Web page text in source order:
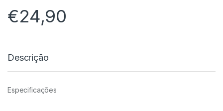
€24,90
Descrição
Especificações